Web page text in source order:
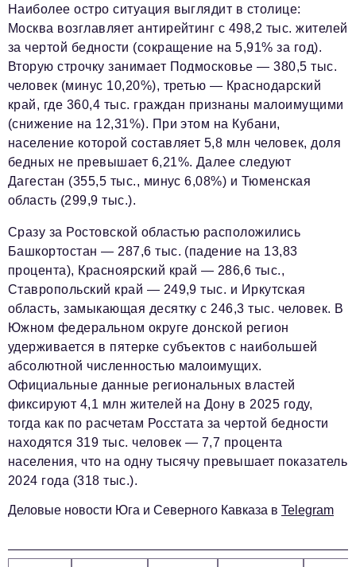
ЖКХ
Образование
Новости компании
Фоторепортажи
Авторские материалы
Видео
Электронные почты редакции:
Информационный отдел
info@business-magazine.online
Отдел рекламы
reklama@business-magazine.online
Отдел распространения/редакционная подписка
podpiska@business-magazine.online
Отдел по работе с партнерами
partner@business-magazine.online
Наиболее остро ситуация выглядит в столице:
Москва возглавляет антирейтинг с 498,2 тыс. жителей
за чертой бедности (сокращение на 5,91% за год).
Вторую строчку занимает Подмосковье — 380,5 тыс.
человек (минус 10,20%), третью — Краснодарский
край, где 360,4 тыс. граждан признаны малоимущими
(снижение на 12,31%). При этом на Кубани,
население которой составляет 5,8 млн человек, доля
бедных не превышает 6,21%. Далее следуют
Дагестан (355,5 тыс., минус 6,08%) и Тюменская
область (299,9 тыс.).
Сразу за Ростовской областью расположились
Башкортостан — 287,6 тыс. (падение на 13,83
процента), Красноярский край — 286,6 тыс.,
Ставропольский край — 249,9 тыс. и Иркутская
область, замыкающая десятку с 246,3 тыс. человек. В
Южном федеральном округе донской регион
удерживается в пятерке субъектов с наибольшей
абсолютной численностью малоимущих.
Официальные данные региональных властей
фиксируют 4,1 млн жителей на Дону в 2025 году,
тогда как по расчетам Росстата за чертой бедности
находятся 319 тыс. человек — 7,7 процента
населения, что на одну тысячу превышает показатель
2024 года (318 тыс.).
Деловые новости Юга и Северного Кавказа в Telegram